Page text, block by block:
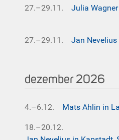
27.–29.11. Julia
27.–29.11. Jan
dezember 2026
4.–6.12. Mats Ahlin in
18.–20.12.